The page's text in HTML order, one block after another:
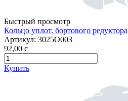
Быстрый просмотр
Кольцо уплот. бортового редуктора
Артикул: 3025О003
92,00 c
Купить